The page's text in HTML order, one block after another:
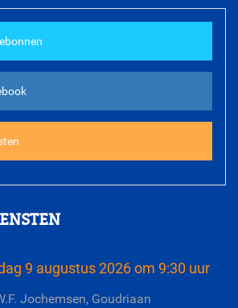
9 augustus 2026 om 9:30 uur
Jochemsen, Goudriaan